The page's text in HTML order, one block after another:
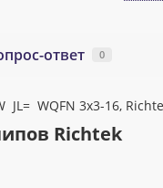
ответ 0
JL= WQFN 3x3-16,
Richtek